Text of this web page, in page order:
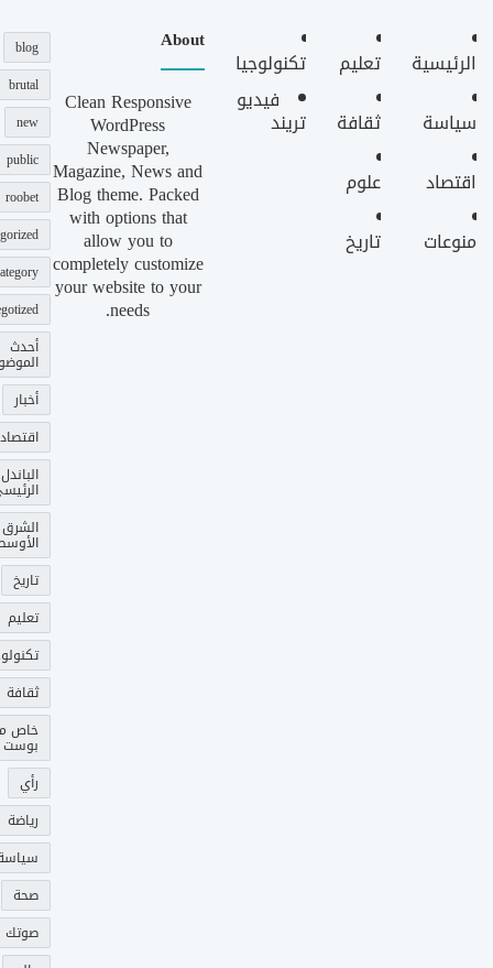
الرئيسية
سياسة
اقتصاد
منوعات
تعليم
ثقافة
علوم
تاريخ
تكنولوجيا
فيديو
تريند
About
Clean Responsive
WordPress
Newspaper,
Magazine, News and
Blog theme. Packed
with options that
allow you to
completely customize
your website to your
needs.
blog
brutal
new
public
roobet
أحدث
أخبار
اقتصاد
الباندل
الشرق
تاريخ
تعليم
ثقافة
خاص
بوست
رأي
رياضة
صحة